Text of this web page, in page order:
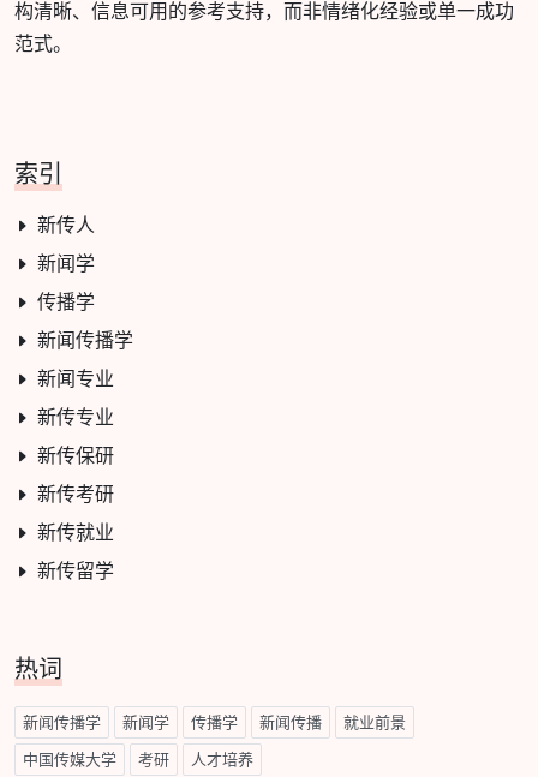
构清晰、信息可用的参考支持，而非情绪化经验或单一成功
范式。
索引
新传人
新闻学
传播学
新闻传播学
新闻专业
新传专业
新传保研
新传考研
新传就业
新传留学
热词
新闻传播学 新闻学 传播学 新闻传播 就业前景
中国传媒大学 考研 人才培养